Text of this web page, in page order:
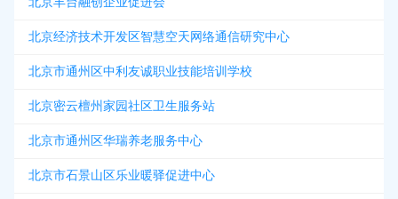
北京经济技术开发区智慧空天网络通信研究中心
北京市通州区中利友诚职业技能培训学校
北京密云檀州家园社区卫生服务站
北京市通州区华瑞养老服务中心
北京市石景山区乐业暖驿促进中心